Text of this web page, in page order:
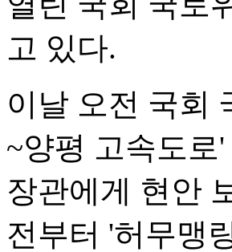
고 있다.
이날 오전 국회
~양평 고속도로
장관에게 현안
전부터 '허무맹